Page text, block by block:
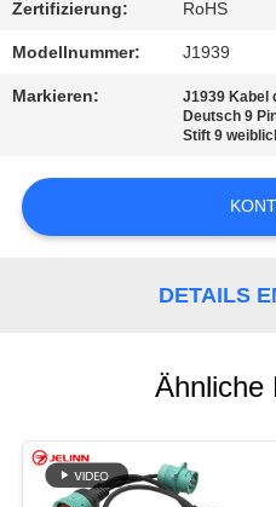
UNS
IN
VERBINDUNG
SIE
EIN
PRIVACY
POLICY
Zertifizierung: RoHS
Modellnummer: J1939
Markieren: J1939 Kabel
Deutsch 9
Stift 9
DETAILS
Ähnliche